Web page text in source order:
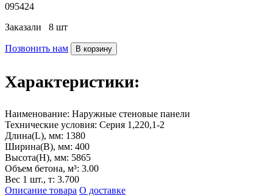
095424
Заказали 8 шт
Позвонить нам В корзину
Характеристики:
Наименование: Наружные стеновые панели
Технические условия: Серия 1,220,1-2
Длина(L), мм: 1380
Ширина(B), мм: 400
Высота(H), мм: 5865
Объем бетона, м³: 3.00
Вес 1 шт., т: 3.700
Описание товара О доставке